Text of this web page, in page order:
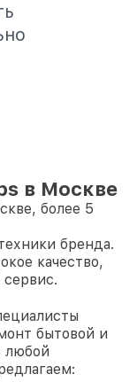
в Москве
более 5
бренда.
качество,
бытовой и
любой